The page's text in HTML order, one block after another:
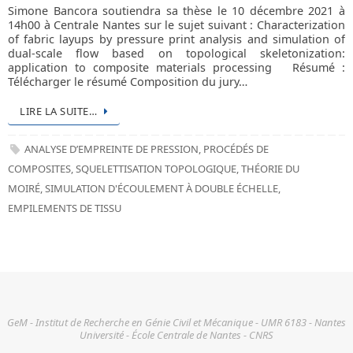
Simone Bancora soutiendra sa thèse le 10 décembre 2021 à
14h00 à Centrale Nantes sur le sujet suivant : Characterization
of fabric layups by pressure print analysis and simulation of
dual-scale flow based on topological skeletonization:
application to composite materials processing Résumé :
Télécharger le résumé Composition du jury…
LIRE LA SUITE…
ANALYSE D’EMPREINTE DE PRESSION, PROCÉDÉS DE
COMPOSITES,SQUELETTISATION TOPOLOGIQUE,THÉORIE DU
MOIRÉ,SIMULATION D'ÉCOULEMENT À DOUBLE ÉCHELLE,
EMPILEMENTS DE TISSU
GeM - Institut de Recherche en Génie Civil et Mécanique - UMR 6183 - Nantes
Université - École Centrale de Nantes - CNRS